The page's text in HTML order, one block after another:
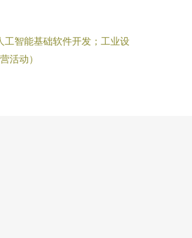
工智能基础软件开发；工业设
活动）